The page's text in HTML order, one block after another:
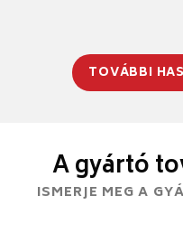
TOVÁBBI
A gyártó
ISMERJE MEG A